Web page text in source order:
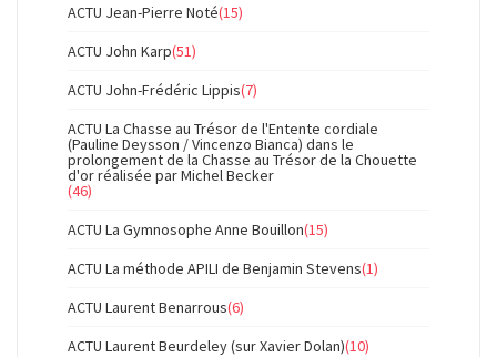
ACTU Jean-Pierre Noté(15)
ACTU John Karp(51)
ACTU John-Frédéric Lippis(7)
ACTU La Chasse au Trésor de l'Entente cordiale
(Pauline Deysson / Vincenzo Bianca) dans le
prolongement de la Chasse au Trésor de la Chouette
d'or réalisée par Michel Becker
(46)
ACTU La Gymnosophe Anne Bouillon(15)
ACTU La méthode APILI de Benjamin Stevens(1)
ACTU Laurent Benarrous(6)
ACTU Laurent Beurdeley (sur Xavier Dolan)(10)